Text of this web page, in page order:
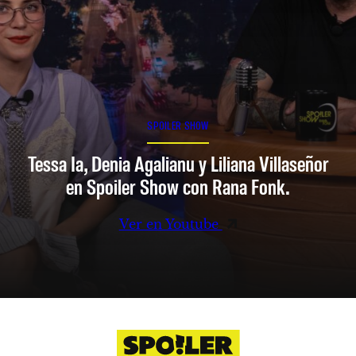
SPOILER SHOW
Tessa Ia, Denia Agalianu y Liliana Villaseñor
en Spoiler Show con Rana Fonk.
Ver en Youtube